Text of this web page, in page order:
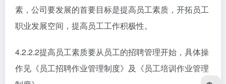
素，公司要发展的首要目标是提高员工素质，开拓员工
职业发展空间，提高员工工作积极性。
4.2.2.2提高员工素质要从员工的招聘管理开始，具体操
作见《员工招聘作业管理制度》及《员工培训作业管理